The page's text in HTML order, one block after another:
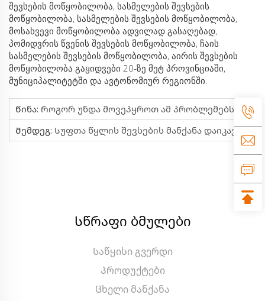
შევსების მოწყობილობა, სასმელების შევსების
მოწყობილობა, სასმელების შევსების მოწყობილობა,
მოსახვევი მოწყობილობა ადვილად გასაღებად,
პომიდვრის წვენის შევსების მოწყობილობა, ჩაის
სასმელების შევსების მოწყობილობა, აირის შევსების
მოწყობილობა გაყიდვები 20-ზე მეტ პროვინციაში,
მუნიციპალიტეტში და ავტონომიურ რეგიონში.
Წინა: Როგორ Უნდა Მოვეპყროთ Ამ Პრობლემებს Სამ-Ერთად Სავსებ Მანქანაში?
Შემდეგ: Სუფთა Წყლის Შევსების Მანქანა Დაიკავა Საქვეყნო Და Უცხოური Ბაზრები
Სწრაფი ბმულები
Საწყისი გვერდი
Პროდუქტები
Ცხელი მანქანა